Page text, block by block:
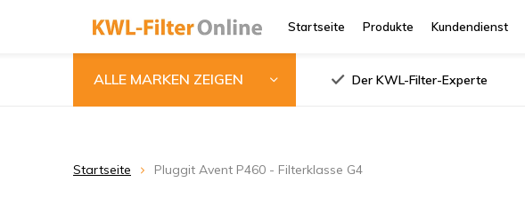
Startseite Produkte Kundendienst
ALLE MARKEN ZEIGEN Der KWL-Filter-Experte
Startseite Pluggit Avent P460 - Filterklasse G4